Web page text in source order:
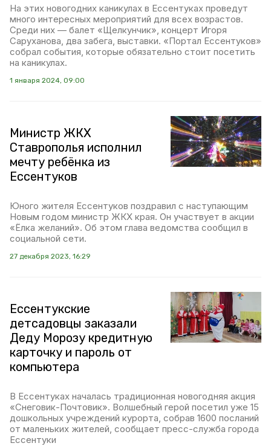
На этих новогодних каникулах в Ессентуках проведут
много интересных мероприятий для всех возрастов.
Среди них — балет «Щелкунчик», концерт Игоря
Саруханова, два забега, выставки. «Портал Ессентуков»
собрал события, которые обязательно стоит посетить
на каникулах.
1 января 2024, 09:00
Министр ЖКХ
Ставрополья исполнил
мечту ребёнка из
Ессентуков
Юного жителя Ессентуков поздравил с наступающим
Новым годом министр ЖКХ края. Он участвует в акции
«Ёлка желаний». Об этом глава ведомства сообщил в
социальной сети.
27 декабря 2023, 16:29
Ессентукские
детсадовцы заказали
Деду Морозу кредитную
карточку и пароль от
компьютера
В Ессентуках началась традиционная новогодняя акция
«Снеговик-Почтовик». Волшебный герой посетил уже 15
дошкольных учреждений курорта, собрав 1600 посланий
от маленьких жителей, сообщает пресс-служба города
Ессентуки